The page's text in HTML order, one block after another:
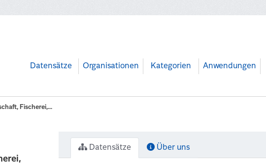
Datensätze Organisationen Kategorien Anwendungen
Fischerei,...
Datensätze Über uns